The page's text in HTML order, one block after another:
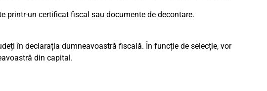
printr-un certificat fiscal sau documente de decontare.
în declarația dumneavoastră fiscală. În funcție de selecție, vor
din capital.